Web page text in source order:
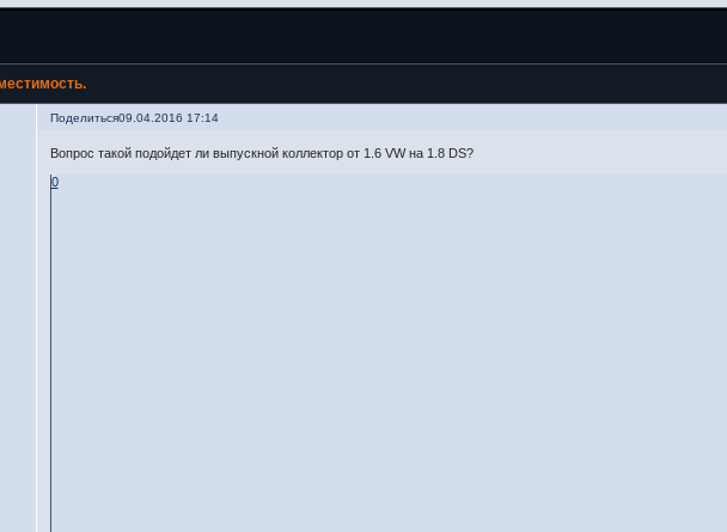
Поделиться09.04.2016 17:14
Вопрос такой подойдет ли выпускной коллектор от 1.6 VW на 1.8 DS?
0